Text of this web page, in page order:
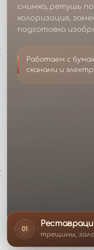
снимка, ретушь
колоризация,
подготовка
Работаем с
сканами и
01
трещины,